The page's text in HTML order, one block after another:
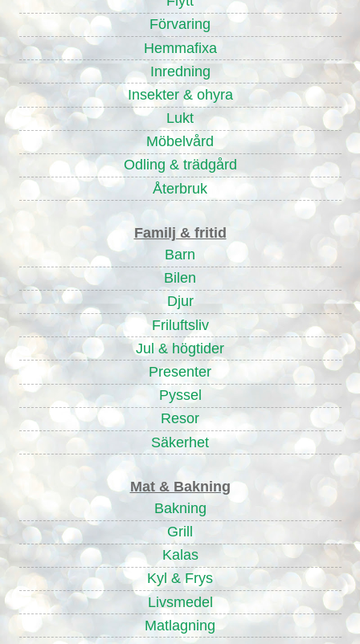
Förvaring
Hemmafixa
Inredning
Insekter & ohyra
Lukt
Möbelvård
Odling & trädgård
Återbruk
Familj & fritid
Barn
Bilen
Djur
Friluftsliv
Jul & högtider
Presenter
Pyssel
Resor
Säkerhet
Mat & Bakning
Bakning
Grill
Kalas
Kyl & Frys
Livsmedel
Matlagning